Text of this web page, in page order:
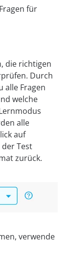
für
die richtigen
Durch
alle Fragen
welche
alle
auf
Test
zurück.
verwende